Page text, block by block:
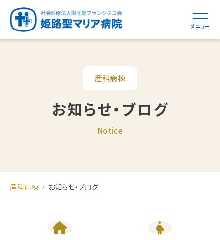
メニュー
産科病棟
お知らせ・ブログ
Notice
産科病棟 お知らせ・ブログ